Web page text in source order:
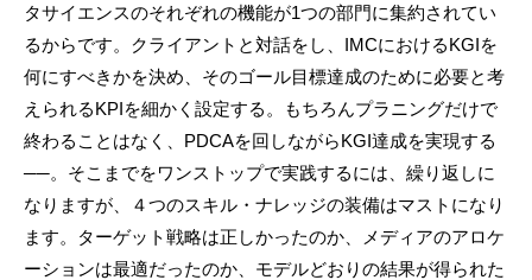
タサイエンスのそれぞれの機能が1つの部門に集約されてい
るからです。クライアントと対話をし、IMCにおけるKGIを
何にすべきかを決め、そのゴール目標達成のために必要と考
えられるKPIを細かく設定する。もちろんプラニングだけで
終わることはなく、PDCAを回しながらKGI達成を実現する
──。そこまでをワンストップで実践するには、繰り返しに
なりますが、４つのスキル・ナレッジの装備はマストになり
ます。ターゲット戦略は正しかったのか、メディアのアロケ
ーションは最適だったのか、モデルどおりの結果が得られた